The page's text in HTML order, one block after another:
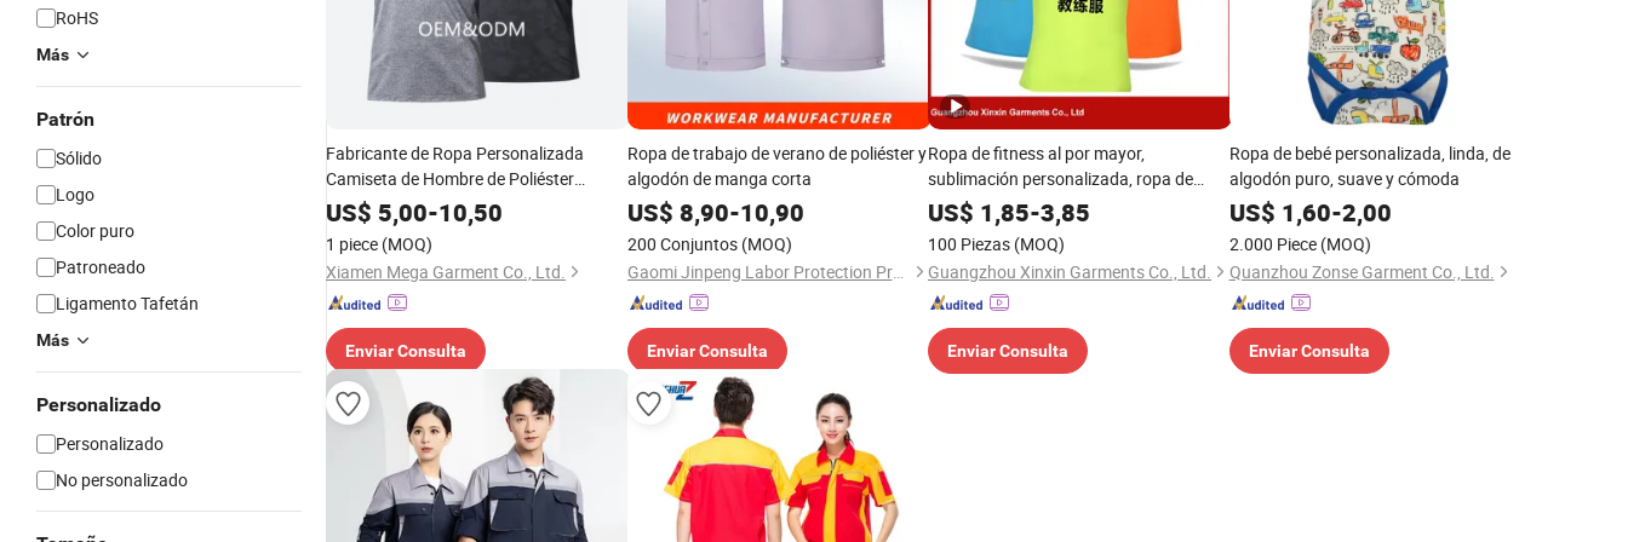
RoHS
Más
Patrón
Sólido
Logo
Color puro
Patroneado
Ligamento Tafetán
Más
Personalizado
Personalizado
No personalizado
Fabricante de Ropa Personalizada
Camiseta de Hombre de Poliéster
Oversized Transpirable Camisas de
Gimnasio Ropa Deportiva Masculina
US$ 5,00-10,50
1 piece (MOQ)
Xiamen Mega Garment Co., Ltd.
Enviar Consulta
Ropa de trabajo de verano de poliéster y
algodón de manga corta
US$ 8,90-10,90
200 Conjuntos (MOQ)
Gaomi Jinpeng Labor Protection Products Co., Ltd.
Enviar Consulta
Ropa de fitness al por mayor,
sublimación personalizada, ropa de
hockey, rugby, camisetas polo,
uniformes de béisbol, ropa de ciclismo,
pantalones cortos de baloncesto, ropa
de fútbol, camiseta de fútbol, ropa
deportiva
US$ 1,85-3,85
100 Piezas (MOQ)
Guangzhou Xinxin Garments Co., Ltd.
Enviar Consulta
Ropa de bebé personalizada, linda, de
algodón puro, suave y cómoda
US$ 1,60-2,00
2.000 Piece (MOQ)
Quanzhou Zonse Garment Co., Ltd.
Enviar Consulta